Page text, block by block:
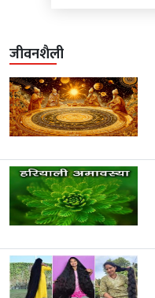
जीवनशैली